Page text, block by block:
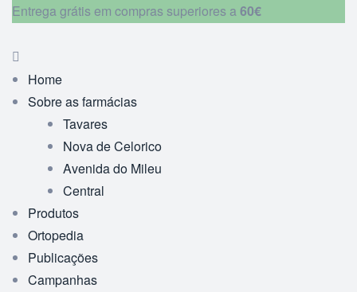
Entrega grátis em compras superiores a60€
Home
Sobre as farmácias
Tavares
Nova de Celorico
Avenida do Mileu
Central
Produtos
Ortopedia
Publicações
Campanhas